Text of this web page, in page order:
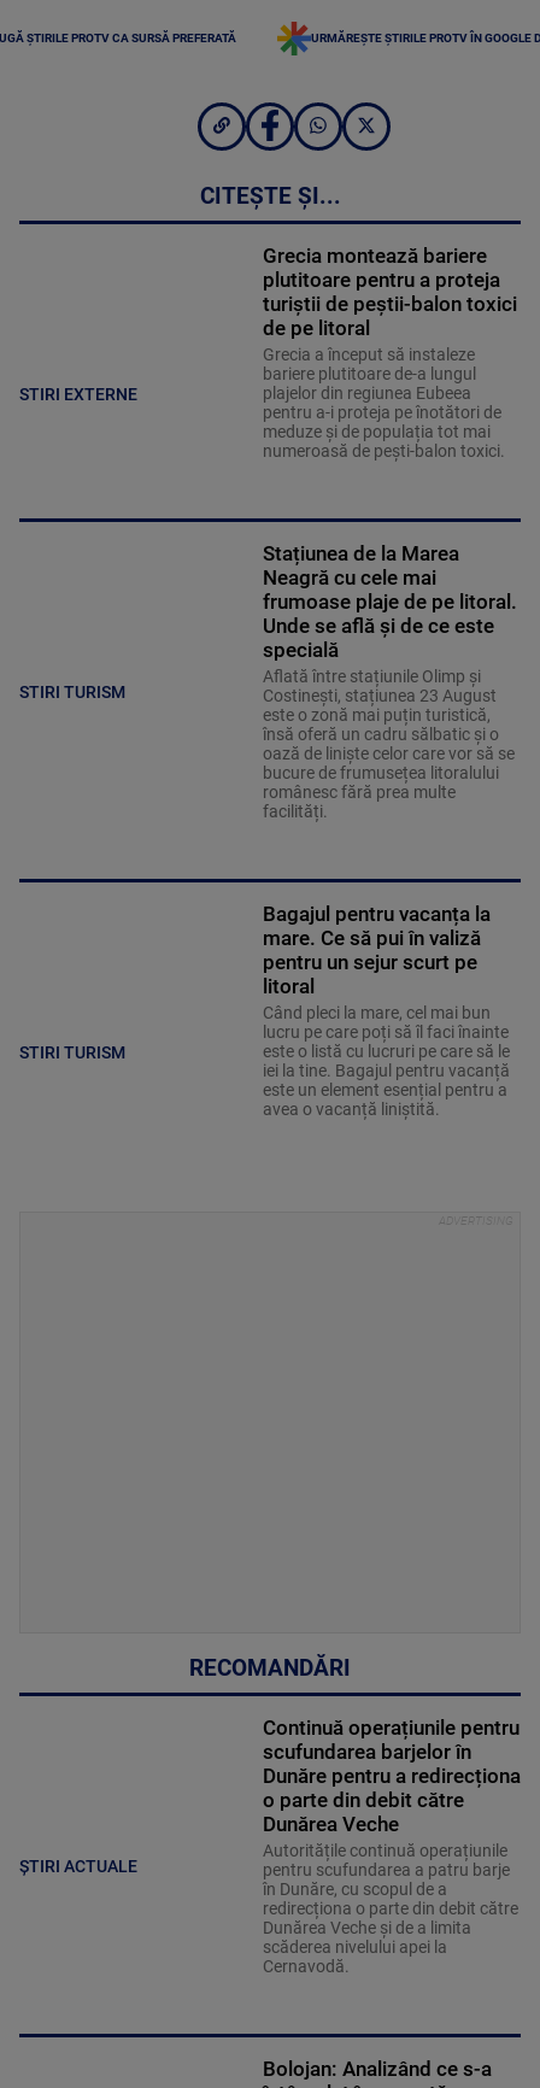
ȘTIRILE PROTV CA SURSĂ PREFERATĂ URMĂREȘTE ȘTIRILE PROTV ÎN GOOGLE
CITEȘTE ȘI...
STIRI EXTERNE
Grecia montează bariere
plutitoare pentru a proteja
turiștii de peștii-balon toxici
de pe litoral
Grecia a început să instaleze
bariere plutitoare de-a lungul
plajelor din regiunea Eubeea
pentru a-i proteja pe înotători de
meduze și de populația tot mai
numeroasă de pești-balon toxici.
STIRI TURISM
Stațiunea de la Marea
Neagră cu cele mai
frumoase plaje de pe litoral.
Unde se află și de ce este
specială
Aflată între stațiunile Olimp și
Costinești, stațiunea 23 August
este o zonă mai puțin turistică,
însă oferă un cadru sălbatic și o
oază de liniște celor care vor să se
bucure de frumusețea litoralului
românesc fără prea multe
facilități.
STIRI TURISM
Bagajul pentru vacanța la
mare. Ce să pui în valiză
pentru un sejur scurt pe
litoral
Când pleci la mare, cel mai bun
lucru pe care poți să îl faci înainte
este o listă cu lucruri pe care să le
iei la tine. Bagajul pentru vacanță
este un element esențial pentru a
avea o vacanță liniștită.
RECOMANDĂRI
ȘTIRI ACTUALE
Continuă operațiunile pentru
scufundarea barjelor în
Dunăre pentru a redirecționa
o parte din debit către
Dunărea Veche
Autoritățile continuă operațiunile
pentru scufundarea a patru barje
în Dunăre, cu scopul de a
redirecționa o parte din debit către
Dunărea Veche și de a limita
scăderea nivelului apei la
Cernavodă.
Bolojan: Analizând ce s-a